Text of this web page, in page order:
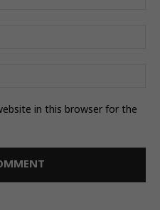
in this browser for the